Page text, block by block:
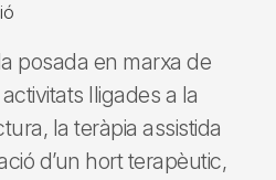
posada en marxa de
lligades a la
la teràpia assistida
d’un hort terapèutic,